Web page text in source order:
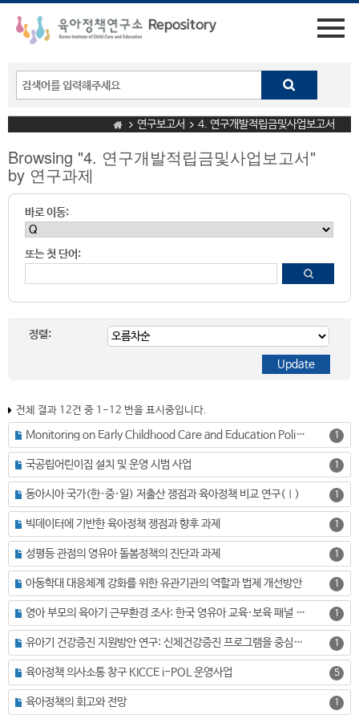
연구보고서 4. 연구개발적립금및사업보고서
Browsing "4. 연구개발적립금및사업보고서"
by 연구과제
바로 이동:
또는 첫 단어:
정렬:
전체 결과 12건 중 1-12 번을 표시중입니다.
Monitoring on Early Childhood Care and Education Policies in the Asia-Pacific Countries: Focusing on the implementation of the Putrajaya Declaration (한글명: 아태지역국가들의 육아정책 모니터링 연구(I): 푸트라자야 선언문 실행과제를 중심으로) 1
국공립어린이집 설치 및 운영 시범 사업 1
동아시아 국가(한·중·일) 저출산 쟁점과 육아정책 비교 연구(Ⅰ) 1
빅데이터에 기반한 육아정책 쟁점과 향후 과제 1
성평등 관점의 영유아 돌봄정책의 진단과 과제 1
아동학대 대응체계 강화를 위한 유관기관의 역할과 법제 개선방안 1
영아 부모의 육아기 근무환경 조사: 한국 영유아 교육·보육 패널 가구를 대상으로 1
유아기 건강증진 지원방안 연구: 신체건강증진 프로그램을 중심으로 1
육아정책 의사소통 창구 KICCE i-POL 운영사업 5
육아정책의 회고와 전망 1